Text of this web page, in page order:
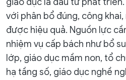
với phân bổ đúng, công
được hiệu quả. Nguồn lực
nhiệm vụ cấp bách như bổ
lớp, giáo dục mầm non, tổ
hạ tầng số, giáo dục nghề